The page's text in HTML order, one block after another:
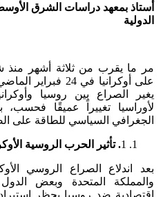
أستاذ بمعهد دراسات الشرق
الدولية
مر ما يقرب من ثلاثة أشهر منذ
على أوكرانيا في
يغير الصراع بين روسيا
لأوراسيا تغييراً عميقًا
الجغرافي السياسي للطاقة على
1. تأثير الحرب الروسية
بعد اندلاع الصراع الروسي
والمملكة المتحدة وبعض